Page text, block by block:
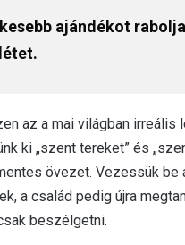
ajándékot
az a mai világban irreális
ki „szent tereket” és
övezet. Vezessük be
a család pedig újra
beszélgetni.